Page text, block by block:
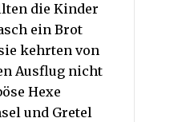
die Kinder
ein Brot
kehrten von
Ausflug nicht
Hexe
und Gretel